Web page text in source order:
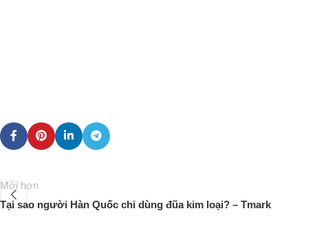
Mới hơn
Tại sao người Hàn Quốc chỉ dùng đũa kim loại? – Tmark